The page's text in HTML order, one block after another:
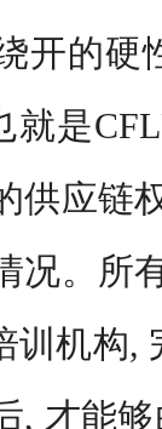
开的硬
是
供应链
况。所
训机构,
, 才能